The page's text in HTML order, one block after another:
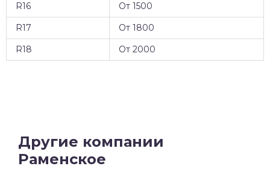
R16
От 1500
R17
От 1800
R18
От 2000
Другие компании
Раменское